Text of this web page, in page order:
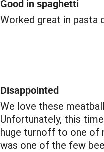
Good in spaghetti
Worked great in pasta
Disappointed
We love these
Unfortunately, this
huge turnoff to one of
was one of the few